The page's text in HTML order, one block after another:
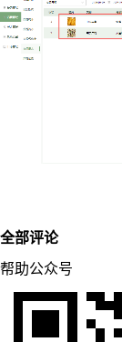
全部评论
帮助公众号